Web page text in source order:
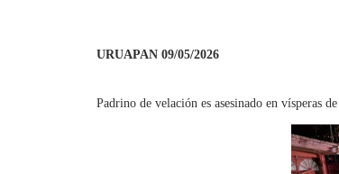
URUAPAN 09/05/2026
Padrino de velación es asesinado en vísperas